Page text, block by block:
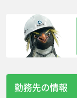
勤務先の情報